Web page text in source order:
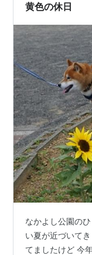
黄色の休日
なかよし公園の
い夏が近づいて
てましたけど 今